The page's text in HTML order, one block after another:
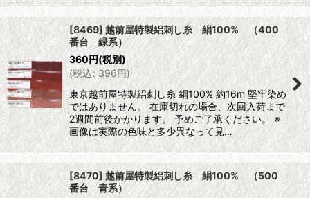
[8469] 越前屋特製絽刺し糸 絹100% （400
番台 緑系）
360円(税別)
(税込: 396円)
東京越前屋特製絽刺し糸 絹100% 約16m 堅牢染め
ではありません。 在庫切れの場合、次回入荷まで
2週間前後かかります。 予めご了承ください。 ※
画像は実際の色味と多少異なって見…
[8470] 越前屋特製絽刺し糸 絹100% （500
番台 青系）